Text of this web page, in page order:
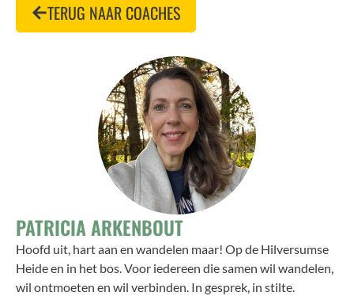
TERUG NAAR COACHES
PATRICIA ARKENBOUT
Hoofd uit, hart aan en wandelen maar! Op de Hilversumse
Heide en in het bos. Voor iedereen die samen wil wandelen,
wil ontmoeten en wil verbinden. In gesprek, in stilte.